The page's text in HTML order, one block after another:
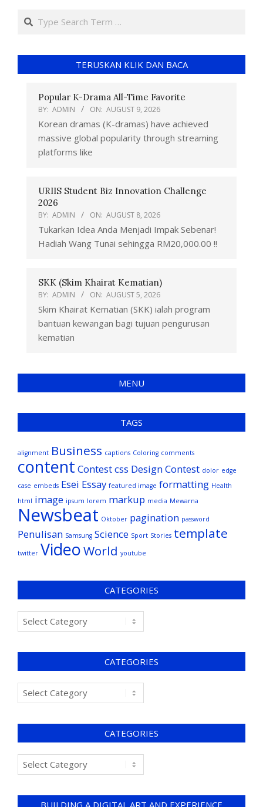
TERUSKAN KLIK DAN BACA
Popular K-Drama All-Time Favorite
BY: ADMIN ON: AUGUST 9, 2026
Korean dramas (K-dramas) have achieved
massive global popularity through streaming
platforms like
URIIS Student Biz Innovation Challenge
2026
BY: ADMIN ON: AUGUST 8, 2026
Tukarkan Idea Anda Menjadi Impak Sebenar!
Hadiah Wang Tunai sehingga RM20,000.00 !!
SKK (Skim Khairat Kematian)
BY: ADMIN ON: AUGUST 5, 2026
Skim Khairat Kematian (SKK) ialah program
bantuan kewangan bagi tujuan pengurusan
kematian
MENU
TAGS
alignment Business captions Coloring comments
content Contestcss Design Contest dolor edge
case embeds Esei Essay featured image formatting Health
html image ipsum lorem markup media Mewarna
Newsbeat Oktober pagination password
Penulisan Samsung Science Sport Stories template
twitter VideoWorld youtube
CATEGORIES
CATEGORIES
CATEGORIES
BUILDING A DIGITAL ART AND EXPERIENCE